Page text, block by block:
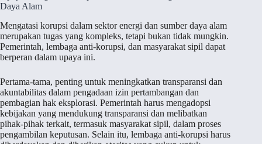
Daya Alam
Mengatasi korupsi dalam sektor energi dan sumber daya alam
merupakan tugas yang kompleks, tetapi bukan tidak mungkin.
Pemerintah, lembaga anti-korupsi, dan masyarakat sipil dapat
berperan dalam upaya ini.
Pertama-tama, penting untuk meningkatkan transparansi dan
akuntabilitas dalam pengadaan izin pertambangan dan
pembagian hak eksplorasi. Pemerintah harus mengadopsi
kebijakan yang mendukung transparansi dan melibatkan
pihak-pihak terkait, termasuk masyarakat sipil, dalam proses
pengambilan keputusan. Selain itu, lembaga anti-korupsi harus